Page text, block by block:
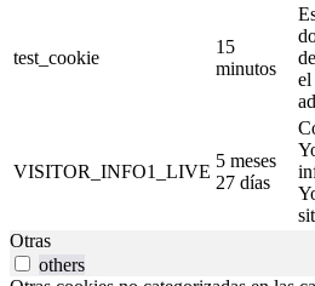
test_cookie
15
minutos
el
VISITOR_INFO1_LIVE
5 meses
27 días
Otras
others